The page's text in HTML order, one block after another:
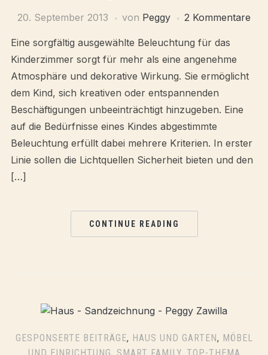
20. September 2013 von Peggy 2 Kommentare
Eine sorgfältig ausgewählte Beleuchtung für das
Kinderzimmer sorgt für mehr als eine angenehme
Atmosphäre und dekorative Wirkung. Sie ermöglicht
dem Kind, sich kreativen oder entspannenden
Beschäftigungen unbeeinträchtigt hinzugeben. Eine
auf die Bedürfnisse eines Kindes abgestimmte
Beleuchtung erfüllt dabei mehrere Kriterien. In erster
Linie sollen die Lichtquellen Sicherheit bieten und den
[…]
CONTINUE READING
GESPONSERTE BEITRÄGE, HAUS UND GARTEN, MÖBEL